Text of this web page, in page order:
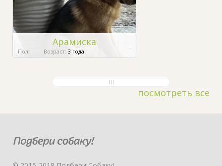
Арамиска
Пол: Возраст: 3 года
посмотреть все